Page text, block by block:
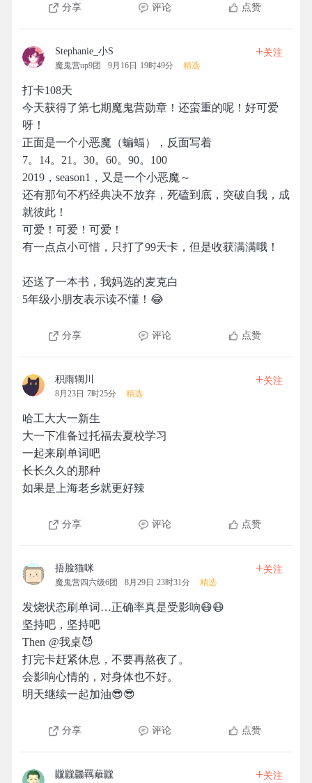
分享 评论 点赞
Stephanie_小S
魔鬼营up9团 9月16日 19时49分 精选
+关注
打卡108天
今天获得了第七期魔鬼营勋章！还蛮重的呢！好可爱
呀！
正面是一个小恶魔（蝙蝠），反面写着
7。14。21。30。60。90。100
2019，season1，又是一个小恶魔～
还有那句不朽经典决不放弃，死磕到底，突破自我，成
就彼此！
可爱！可爱！可爱！
有一点点小可惜，只打了99天卡，但是收获满满哦！
还送了一本书，我妈选的麦克白
5年级小朋友表示读不懂！😂
分享 评论 点赞
积雨辋川
8月23日 7时25分 精选
+关注
哈工大大一新生
大一下准备过托福去夏校学习
一起来刷单词吧
长长久久的那种
如果是上海老乡就更好辣
分享 评论 点赞
捂脸猫咪
魔鬼营四六级6团 8月29日 23时31分 精选
+关注
发烧状态刷单词…正确率真是受影响😷😷
坚持吧，坚持吧
Then @我桌😈
打完卡赶紧休息，不要再熬夜了。
会影响心情的，对身体也不好。
明天继续一起加油😎😎
分享 评论 点赞
龖龖龘羈蘺龖 +关注